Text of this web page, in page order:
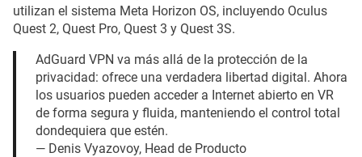
utilizan el sistema Meta Horizon OS, incluyendo Oculus
Quest 2, Quest Pro, Quest 3 y Quest 3S.
AdGuard VPN va más allá de la protección de la
privacidad: ofrece una verdadera libertad digital. Ahora
los usuarios pueden acceder a Internet abierto en VR
de forma segura y fluida, manteniendo el control total
dondequiera que estén.
— Denis Vyazovoy, Head de Producto